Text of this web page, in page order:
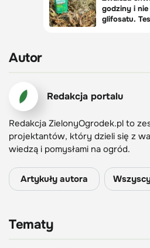
Autor
Redakcja portalu
Redakcja ZielonyOgrodek.pl to
projektantów, który dzieli się z
wiedzą i pomysłami na ogród.
Artykuły autora
Tematy